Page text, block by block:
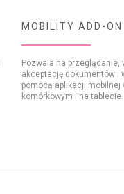
MOBILITY ADD-ON
Pozwala na przeglądanie,
akceptację dokumentów i
pomocą aplikacji mobilnej
komórkowym i na tablecie.